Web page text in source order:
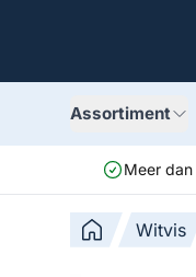
Assortiment
Meer dan
Witvis